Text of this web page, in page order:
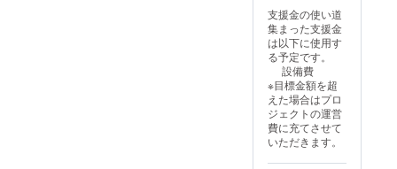
50,000
円/100,
000
円/300,
000円の
リター
ンと同
じ内容
になり
ます。
須です
・ご支
援時、
掲載ご
希望の
お名前
を備考
へご入
力くだ
さい。
ご希望
支援金の使い道
集まった支援金
は以下に使用す
る予定です。
設備費
※目標金額を超
えた場合はプロ
ジェクトの運営
費に充てさせて
いただきます。